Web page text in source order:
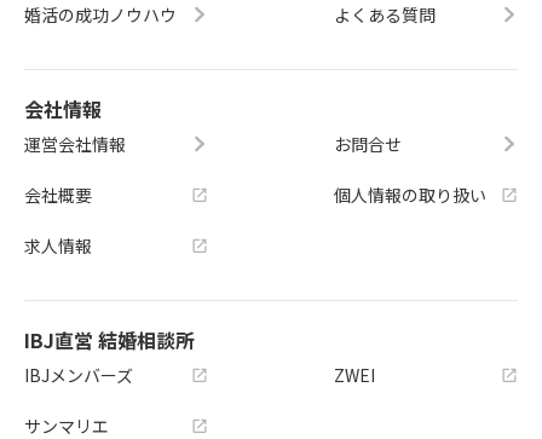
婚活の成功ノウハウ よくある質問
会社情報
運営会社情報
会社概要
求人情報
お問合せ
個人情報の取り扱い
IBJ直営 結婚相談所
IBJメンバーズ
サンマリエ
ZWEI